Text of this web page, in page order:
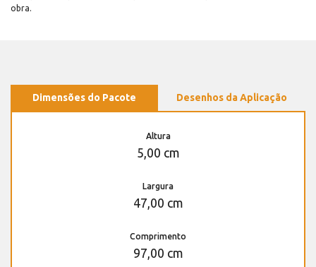
obra.
Dimensões do Pacote Desenhos da Aplicação
Altura
5,00 cm
Largura
47,00 cm
Comprimento
97,00 cm